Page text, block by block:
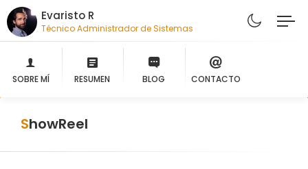
Evaristo R
Técnico Administrador de Sistemas
SOBRE MÍ RESUMEN BLOG CONTACTO
ShowReel